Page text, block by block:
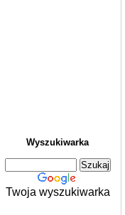
Wyszukiwarka
Twoja wyszukiwarka